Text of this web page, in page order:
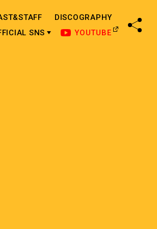
DISCOGRAPHY
SNS YOUTUBE